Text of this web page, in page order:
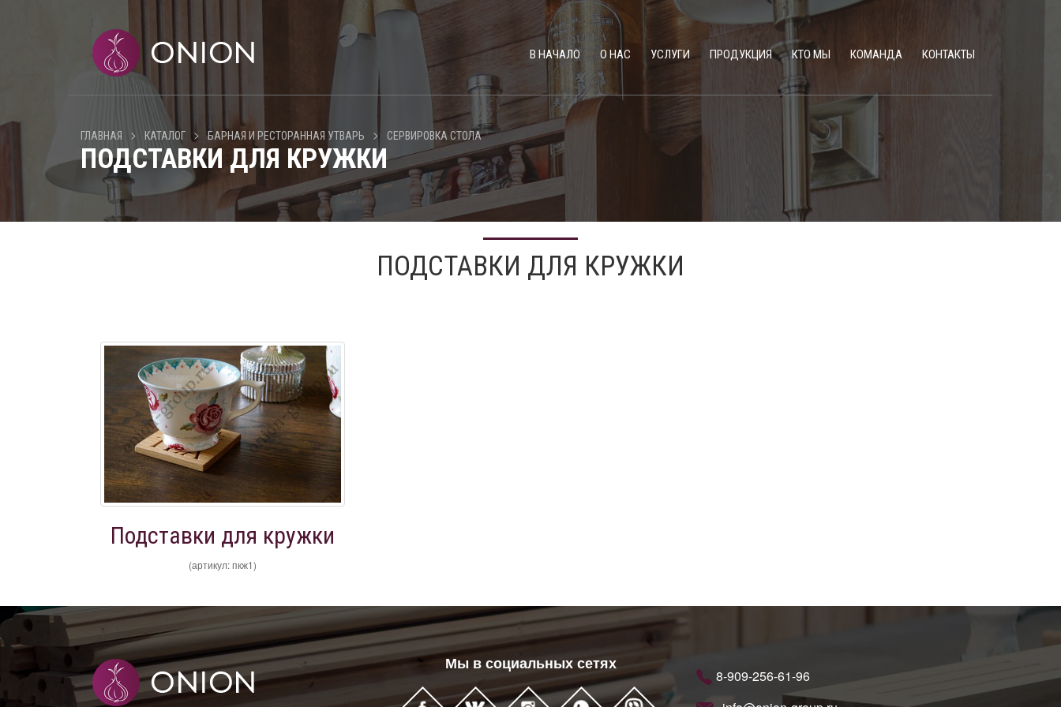
В НАЧАЛО О НАС УСЛУГИ ПРОДУКЦИЯ КТО МЫ КОМАНДА КОНТАКТЫ
ГЛАВНАЯ > КАТАЛОГ > БАРНАЯ И РЕСТОРАННАЯ УТВАРЬ > СЕРВИРОВКА СТОЛА
ПОДСТАВКИ ДЛЯ КРУЖКИ
ПОДСТАВКИ ДЛЯ КРУЖКИ
Подставки для кружки
(артикул: пкж1)
Мы в социальных сетях
8-909-256-61-96